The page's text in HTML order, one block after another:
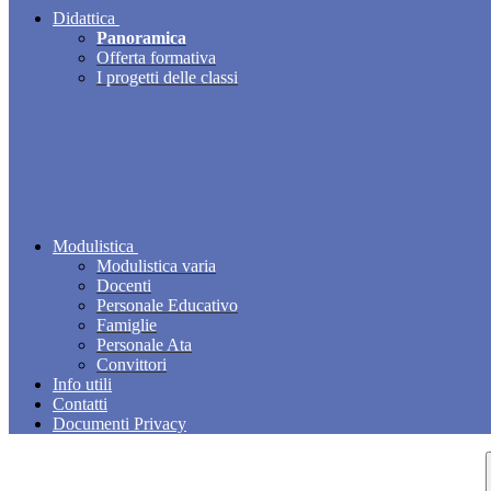
Didattica
Panoramica
Offerta formativa
I progetti delle classi
Modulistica
Modulistica varia
Docenti
Personale Educativo
Famiglie
Personale Ata
Convittori
Info utili
Contatti
Documenti Privacy